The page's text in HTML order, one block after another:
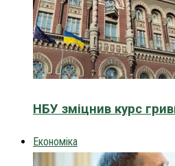
НБУ зміцнив курс
Економіка